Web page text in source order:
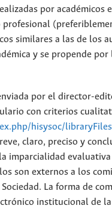
por académicos
profesional
similares a las de los
y se propende
por el director-
con criterios
hisysoc/
claro, preciso y
imparcialidad
son externos a los
La forma de
institucional de